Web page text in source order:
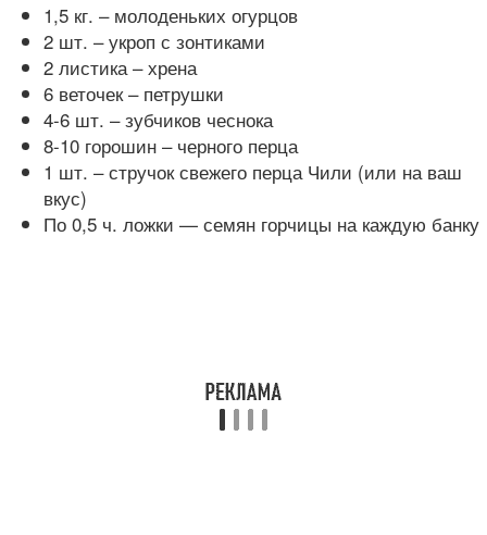
1,5 кг. – молоденьких огурцов
2 шт. – укроп с зонтиками
2 листика – хрена
6 веточек – петрушки
4-6 шт. – зубчиков чеснока
8-10 горошин – черного перца
1 шт. – стручок свежего перца Чили (или на ваш
вкус)
По 0,5 ч. ложки — семян горчицы на каждую банку